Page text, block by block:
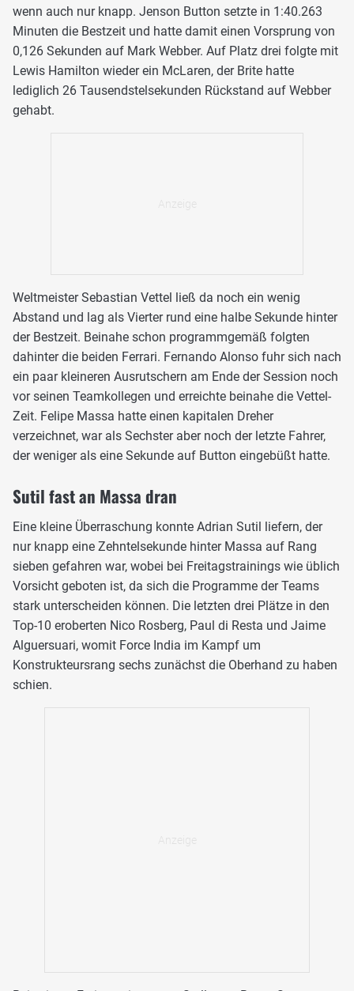
wenn auch nur knapp. Jenson Button setzte in 1:40.263
Minuten die Bestzeit und hatte damit einen Vorsprung von
0,126 Sekunden auf Mark Webber. Auf Platz drei folgte mit
Lewis Hamilton wieder ein McLaren, der Brite hatte
lediglich 26 Tausendstelsekunden Rückstand auf Webber
gehabt.
Weltmeister Sebastian Vettel ließ da noch ein wenig
Abstand und lag als Vierter rund eine halbe Sekunde hinter
der Bestzeit. Beinahe schon programmgemäß folgten
dahinter die beiden Ferrari. Fernando Alonso fuhr sich nach
ein paar kleineren Ausrutschern am Ende der Session noch
vor seinen Teamkollegen und erreichte beinahe die Vettel-
Zeit. Felipe Massa hatte einen kapitalen Dreher
verzeichnet, war als Sechster aber noch der letzte Fahrer,
der weniger als eine Sekunde auf Button eingebüßt hatte.
Sutil fast an Massa dran
Eine kleine Überraschung konnte Adrian Sutil liefern, der
nur knapp eine Zehntelsekunde hinter Massa auf Rang
sieben gefahren war, wobei bei Freitagstrainings wie üblich
Vorsicht geboten ist, da sich die Programme der Teams
stark unterscheiden können. Die letzten drei Plätze in den
Top-10 eroberten Nico Rosberg, Paul di Resta und Jaime
Alguersuari, womit Force India im Kampf um
Konstrukteursrang sechs zunächst die Oberhand zu haben
schien.